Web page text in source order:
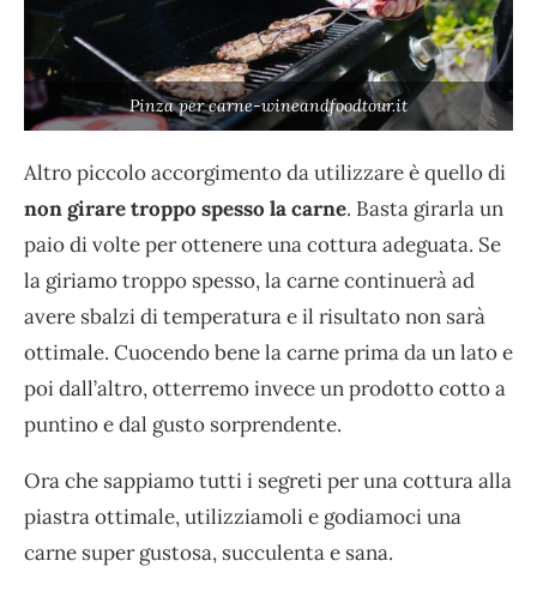
Pinza per carne-wineandfoodtour.it
Altro piccolo accorgimento da utilizzare è quello di
non girare troppo spesso la carne. Basta girarla un
paio di volte per ottenere una cottura adeguata. Se
la giriamo troppo spesso, la carne continuerà ad
avere sbalzi di temperatura e il risultato non sarà
ottimale. Cuocendo bene la carne prima da un lato e
poi dall’altro, otterremo invece un prodotto cotto a
puntino e dal gusto sorprendente.
Ora che sappiamo tutti i segreti per una cottura alla
piastra ottimale, utilizziamoli e godiamoci una
carne super gustosa, succulenta e sana.